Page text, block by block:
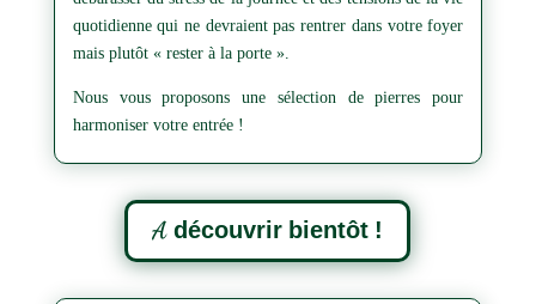
quotidienne qui ne devraient pas rentrer dans votre foyer
mais plutôt « rester à la porte ».
Nous vous proposons une sélection de pierres pour
harmoniser votre entrée !
A découvrir bientôt !